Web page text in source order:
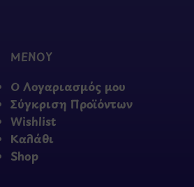
ΜΕΝΟΥ
Ο Λογαριασμός μου
Σύγκριση Προϊόντων
Wishlist
Καλάθι
Shop